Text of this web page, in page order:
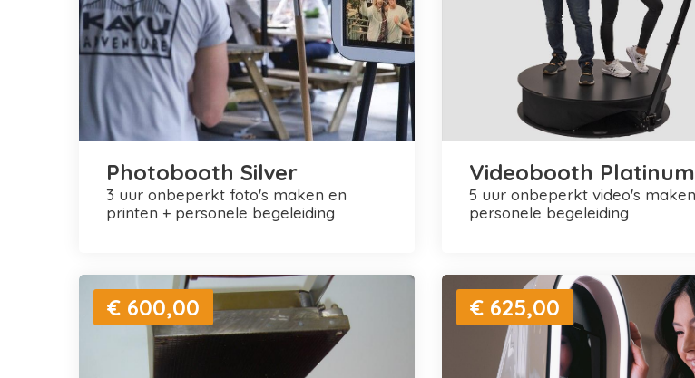
Photobooth Silver
3 uur onbeperkt foto's maken en
printen + personele begeleiding
Videobooth Platinum
5 uur onbeperkt video's maken +
personele begeleiding
€ 600,00 € 625,00